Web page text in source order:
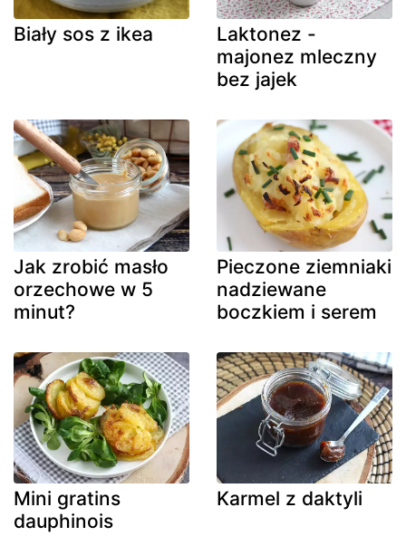
Biały sos z ikea
Laktonez -
majonez mleczny
bez jajek
Jak zrobić masło
orzechowe w 5
minut?
Pieczone ziemniaki
nadziewane
boczkiem i serem
Mini gratins
dauphinois
Karmel z daktyli